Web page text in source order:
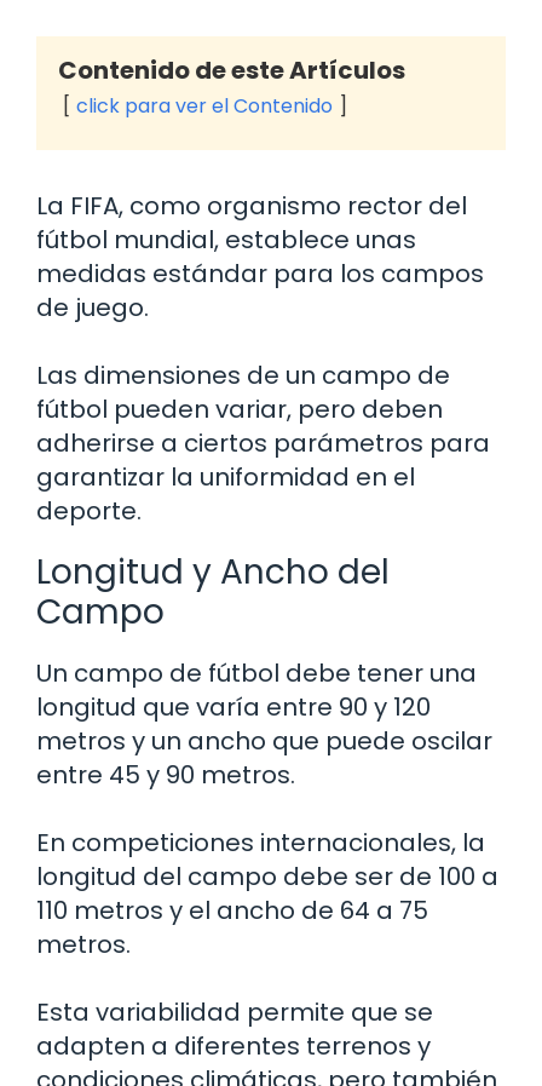
Contenido de este Artículos
click para ver el Contenido
La FIFA, como organismo rector del
fútbol mundial, establece unas
medidas estándar para los campos
de juego.
Las dimensiones de un campo de
fútbol pueden variar, pero deben
adherirse a ciertos parámetros para
garantizar la uniformidad en el
deporte.
Longitud y Ancho del
Campo
Un campo de fútbol debe tener una
longitud que varía entre 90 y 120
metros y un ancho que puede oscilar
entre 45 y 90 metros.
En competiciones internacionales, la
longitud del campo debe ser de 100 a
110 metros y el ancho de 64 a 75
metros.
Esta variabilidad permite que se
adapten a diferentes terrenos y